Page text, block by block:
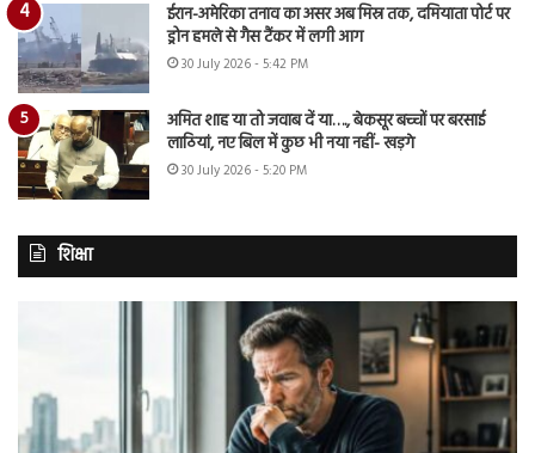
ईरान-अमेरिका तनाव का असर अब मिस्र तक, दमियाता पोर्ट पर
ड्रोन हमले से गैस टैंकर में लगी आग
30 July 2026 - 5:42 PM
अमित शाह या तो जवाब दें या…., बेकसूर बच्चों पर बरसाई
लाठियां, नए बिल में कुछ भी नया नहीं- खड़गे
30 July 2026 - 5:20 PM
शिक्षा